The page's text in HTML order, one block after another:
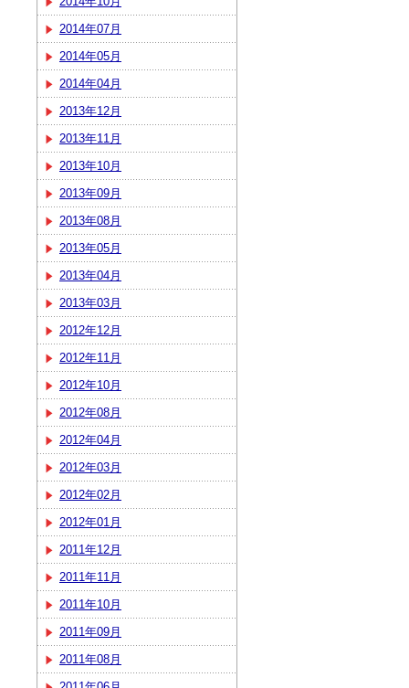
2014年07月
2014年05月
2014年04月
2013年12月
2013年11月
2013年10月
2013年09月
2013年08月
2013年05月
2013年04月
2013年03月
2012年12月
2012年11月
2012年10月
2012年08月
2012年04月
2012年03月
2012年02月
2012年01月
2011年12月
2011年11月
2011年10月
2011年09月
2011年08月